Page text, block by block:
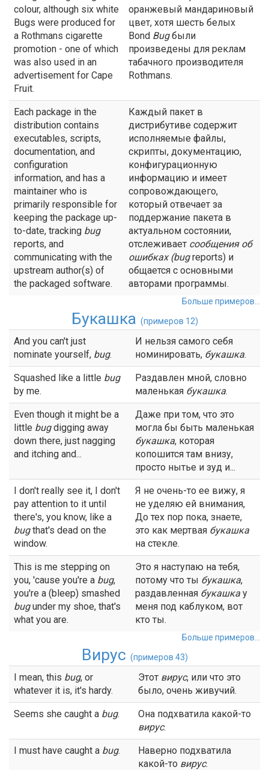
colour, although six white
Bugs were produced for
a Rothmans cigarette
promotion - one of which
was also used in an
advertisement for Cape
Fruit.
оранжевый мандариновый
цвет, хотя шесть белых
Bond Bugбыли
произведены для реклам
табачного производителя
Rothmans.
Each package in the
distribution contains
executables, scripts,
documentation, and
configuration
information, and has a
maintainer who is
primarily responsible for
keeping the package up-
to-date, tracking bug
reports, and
communicating with the
upstream author(s) of
the packaged software.
Каждый пакет в
дистрибутиве содержит
исполняемые файлы,
скрипты, документацию,
конфигурационную
информацию и имеет
сопровождающего,
который отвечает за
поддержание пакета в
актуальном состоянии,
отслеживает сообщения об
ошибках (bugreports) и
общается с основными
авторами программы.
Больше примеров...
Букашка (примеров 12)
And you can't just
nominate yourself, bug.
И нельзя самого себя
номинировать, букашка.
Squashed like a little bug
by me.
Раздавлен мной, словно
маленькая букашка.
Even though it might be a
little bugdigging away
down there, just nagging
and itching and...
Даже при том, что это
могла бы быть маленькая
букашка, которая
копошится там внизу,
просто нытье и зуд и...
I don't really see it, I don't
pay attention to it until
there's, you know, like a
bugthat's dead on the
window.
Я не очень-то ее вижу, я
не уделяю ей внимания,
До тех пор пока, знаете,
это как мертвая букашка
на стекле.
This is me stepping on
you, 'cause you're a bug,
you're a (bleep) smashed
bugunder my shoe, that's
what you are.
Это я наступаю на тебя,
потому что ты букашка,
раздавленная букашка у
меня под каблуком, вот
кто ты.
Больше примеров...
Вирус (примеров 43)
I mean, this bug, or
whatever it is, it's hardy.
Этот вирус, или что это
было, очень живучий.
Seems she caught a bug.
Она подхватила какой-то
вирус.
I must have caught a bug.
Наверно подхватила
какой-то вирус.